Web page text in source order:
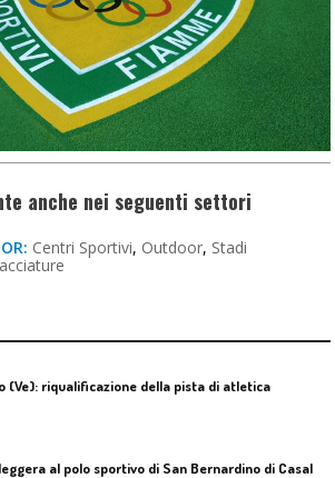
anche nei seguenti settori
Centri Sportivi, Outdoor, Stadi
(Ve): riqualificazione della pista di atletica